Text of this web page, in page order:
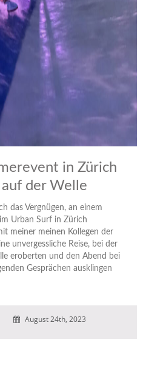
in Zürich
der Welle
das Vergnügen, an einem
Urban Surf in Zürich
meiner meinen Kollegen der
unvergessliche Reise, bei der
eroberten und den Abend bei
Gesprächen ausklingen
August 24th, 2023